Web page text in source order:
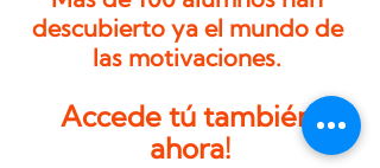
descubierto ya el mundo de
las motivaciones.
Accede tú también
ahora!